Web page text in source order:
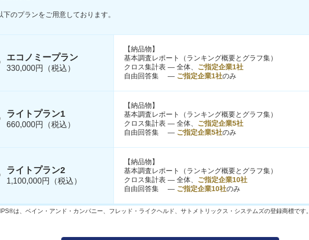
下のプランをご用意しております。
エコノミープラン
330,000円（税込）
【納品物】
基本調査レポート（ランキング概要とグラフ集）
クロス集計表 ― 全体、 ご指定企業1社
自由回答集 ― ご指定企業1社のみ
ライトプラン1
660,000円（税込）
【納品物】
基本調査レポート（ランキング概要とグラフ集）
クロス集計表 ― 全体、 ご指定企業5社
自由回答集 ― ご指定企業5社のみ
ライトプラン2
1,100,000円（税込）
【納品物】
基本調査レポート（ランキング概要とグラフ集）
クロス集計表 ― 全体、 ご指定企業10社
自由回答集 ― ご指定企業10社のみ
は、ベイン・アンド・カンパニー、フレッド・ライクヘルド、サトメトリックス・システムズの登録商標です。